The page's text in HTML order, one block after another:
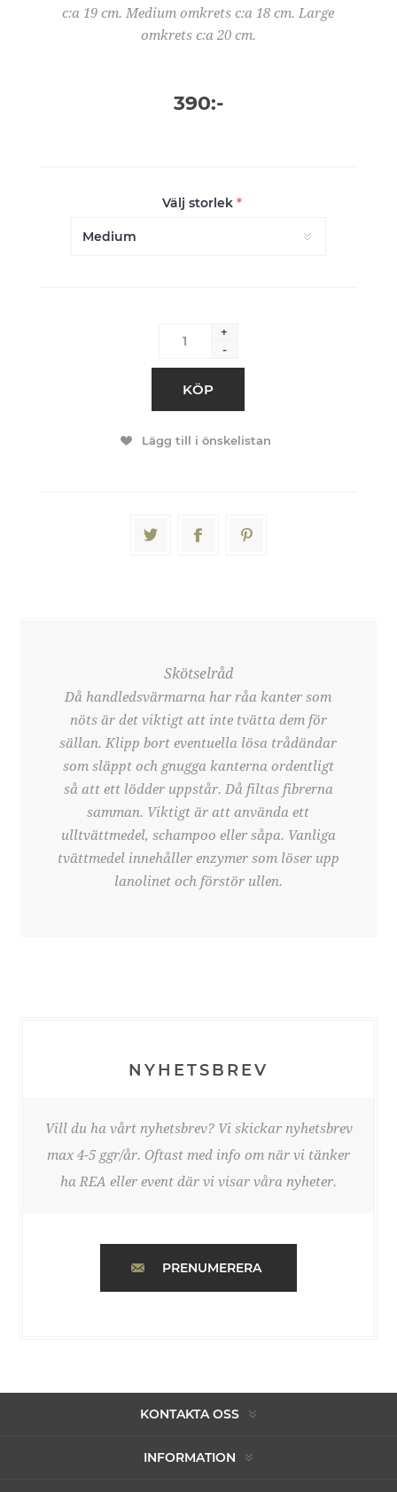
c:a 19 cm. Medium omkrets c:a 18 cm. Large
omkrets c:a 20 cm.
390:-
Välj storlek *
+
-
KÖP
Lägg till i önskelistan
Skötselråd
Då handledsvärmarna har råa kanter som
nöts är det viktigt att inte tvätta dem för
sällan. Klipp bort eventuella lösa trådändar
som släppt och gnugga kanterna ordentligt
så att ett lödder uppstår. Då filtas fibrerna
samman. Viktigt är att använda ett
ulltvättmedel, schampoo eller såpa. Vanliga
tvättmedel innehåller enzymer som löser upp
lanolinet och förstör ullen.
NYHETSBREV
Vill du ha vårt nyhetsbrev? Vi skickar nyhetsbrev
max 4-5 ggr/år. Oftast med info om när vi tänker
ha REA eller event där vi visar våra nyheter.
PRENUMERERA
KONTAKTA OSS
INFORMATION